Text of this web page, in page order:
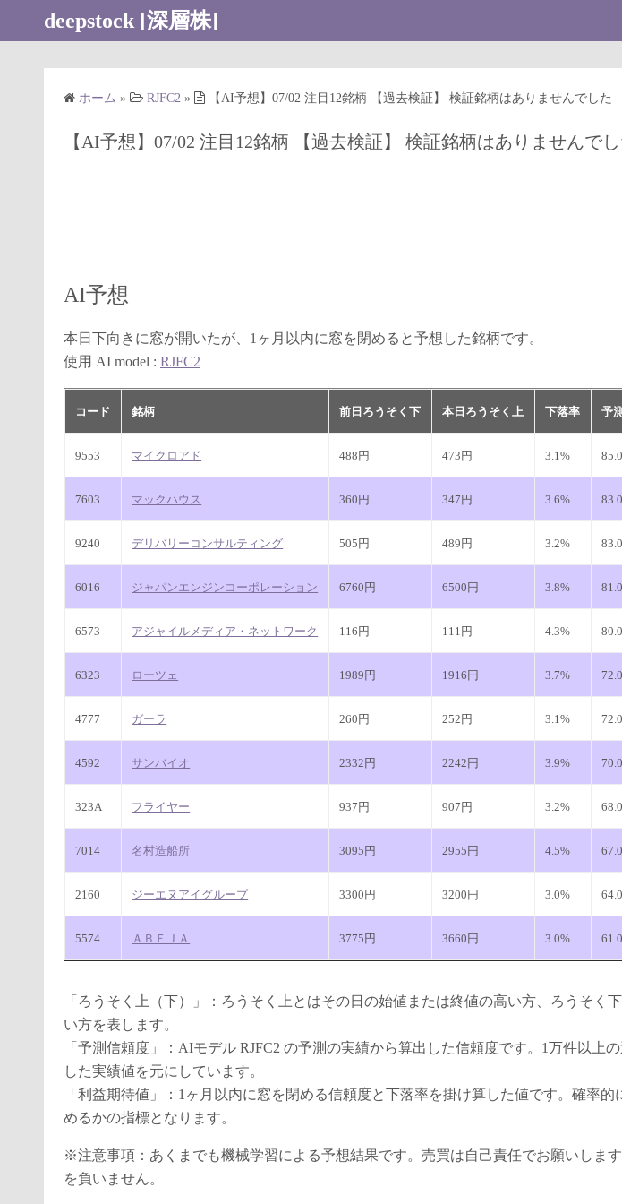
deepstock [深層株]
ホーム » RJFC2 » 【AI予想】07/02 注目12銘柄 【過去検証】 検証銘柄はありませんでした
【AI予想】07/02 注目12銘柄 【過去検証】 検証銘柄はありませんで
AI予想
本日下向きに窓が開いたが、1ヶ月以内に窓を閉めると予想した銘柄です。
使用 AI model : RJFC2
コード 銘柄 前日ろうそく下 本日ろうそく上 下落率 予
9553 マイクロアド 488円 473円 3.1%
7603 マックハウス 360円 347円 3.6%
9240 デリバリーコンサルティング 505円 489円 3.2%
6016 ジャパンエンジンコーポレーション 6760円 6500円 3.8%
6573 アジャイルメディア・ネットワーク 116円 111円 4.3%
6323 ローツェ 1989円 1916円 3.7%
4777 ガーラ 260円 252円 3.1%
4592 サンバイオ 2332円 2242円 3.9%
323A フライヤー 937円 907円 3.2%
7014 名村造船所 3095円 2955円 4.5%
2160 ジーエヌアイグループ 3300円 3200円 3.0%
5574 ＡＢＥＪＡ 3775円 3660円 3.0%
「ろうそく上（下）」：ろうそく上とはその日の始値または終値の高い方、ろうそく
い方を表します。
「予測信頼度」：AIモデル RJFC2 の予測の実績から算出した信頼度です。1万件以上
した実績値を元にしています。
「利益期待値」：1ヶ月以内に窓を閉める信頼度と下落率を掛け算した値です。確率
めるかの指標となります。
※注意事項：あくまでも機械学習による予想結果です。売買は自己責任でお願いしま
を負いません。